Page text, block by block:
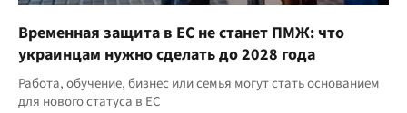
Временная защита в ЕС не станет ПМЖ: что
украинцам нужно сделать до 2028 года
Работа, обучение, бизнес или семья могут стать основанием
для нового статуса в ЕС